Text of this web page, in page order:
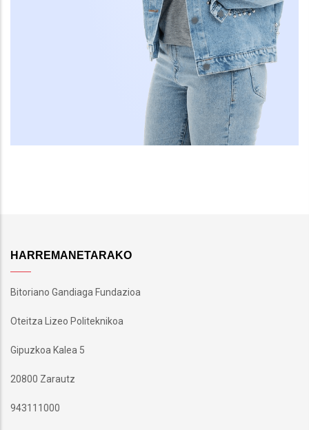
HARREMANETARAKO
Bitoriano Gandiaga Fundazioa
Oteitza Lizeo Politeknikoa
Gipuzkoa Kalea 5
20800 Zarautz
943111000